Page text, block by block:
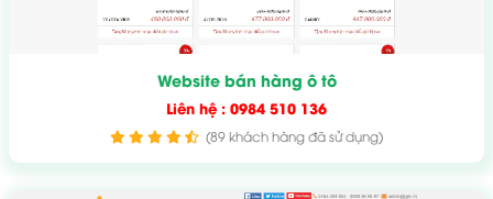
Website bán hàng ô tô
Liên hệ : 0984 510 136
(89 khách hàng đã sử dụng)